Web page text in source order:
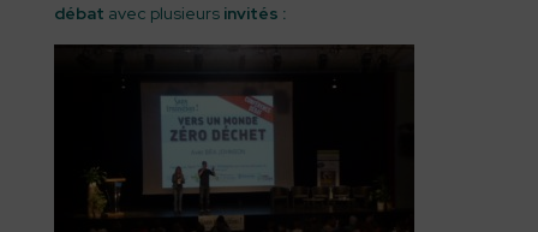
débat avec plusieursinvités :